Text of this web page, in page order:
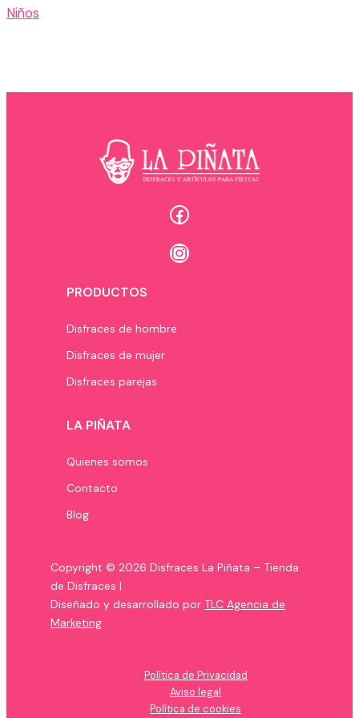
Niños
Facebook
Instagram
PRODUCTOS
Disfraces de hombre
Disfraces de mujer
Disfraces parejas
LA PIÑATA
Quienes somos
Contacto
Blog
Copyright © 2026 Disfraces La Piñata – Tienda
de Disfraces |
Diseñado y desarrollado por TLC Agencia de
Marketing
Política de Privacidad
Aviso legal
Política de cookies